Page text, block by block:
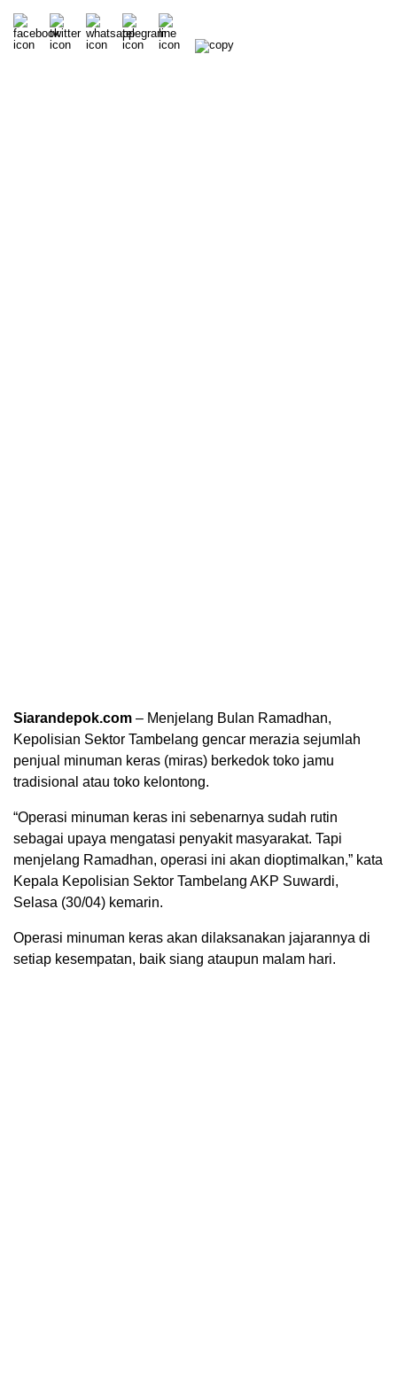
Siarandepok.com – Menjelang Bulan Ramadhan,
Kepolisian Sektor Tambelang gencar merazia sejumlah
penjual minuman keras (miras) berkedok toko jamu
tradisional atau toko kelontong.
“Operasi minuman keras ini sebenarnya sudah rutin
sebagai upaya mengatasi penyakit masyarakat. Tapi
menjelang Ramadhan, operasi ini akan dioptimalkan,” kata
Kepala Kepolisian Sektor Tambelang AKP Suwardi,
Selasa (30/04) kemarin.
Operasi minuman keras akan dilaksanakan jajarannya di
setiap kesempatan, baik siang ataupun malam hari.